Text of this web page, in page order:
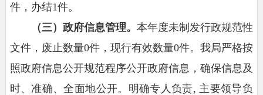
件，办结1件。
（三）政府信息管理。 本年度未制发行政规范性
文件，废止数量0件，现行有效数量0件。我局严格按
照政府信息公开规范程序公开政府信息，确保信息及
时、准确、全面地公开。明确专人负责, 主要领导负